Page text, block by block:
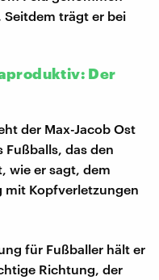
trägt er bei
Der
der Max-Jacob Ost
Fußballs, das den
wie er sagt, dem
Kopfverletzungen
für Fußballer hält er
Richtung, der